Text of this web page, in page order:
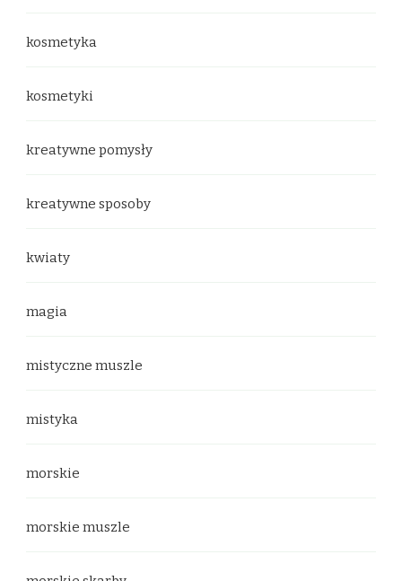
kosmetyka
kosmetyki
kreatywne pomysły
kreatywne sposoby
kwiaty
magia
mistyczne muszle
mistyka
morskie
morskie muszle